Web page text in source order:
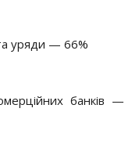
та уряди — 66%
банків —